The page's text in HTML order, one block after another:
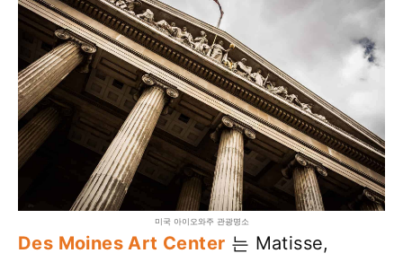
미국 아이오와주 관광명소
Des Moines Art Center 는 Matisse,